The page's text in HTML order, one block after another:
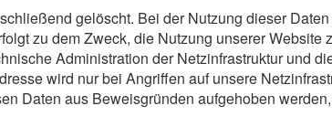
gelöscht. Bei der Nutzung dieser
zu dem Zweck, die Nutzung unserer
Administration der Netzinfrastruktur und
wird nur bei Angriffen auf unsere
Daten aus Beweisgründen aufgehoben